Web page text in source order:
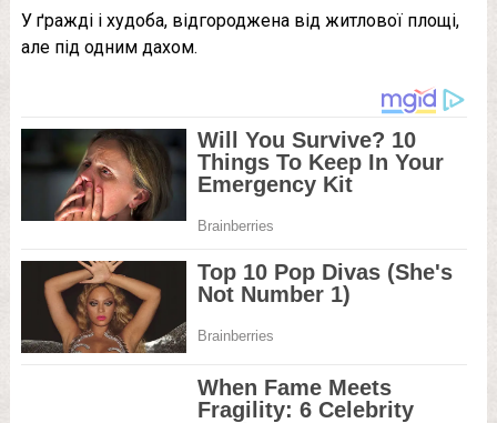
У ґражді і худоба, відгороджена від житлової площі,
але під одним дахом.